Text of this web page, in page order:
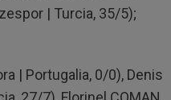
| Turcia, 35/5);
| Portugalia, 0/0), Denis